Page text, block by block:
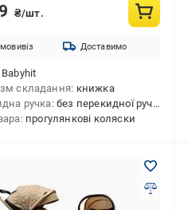
₴/шт.
Доставимо
Babyhit
складання книжка
ручка без перекидної ручки
прогулянкові коляски